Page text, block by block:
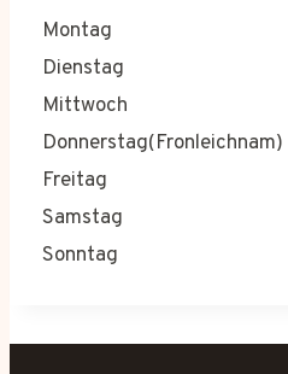
Montag
Dienstag
Mittwoch
Donnerstag(Fronleichnam)
Freitag
Samstag
Sonntag